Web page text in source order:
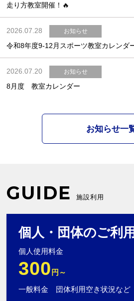
走り方教室開催！🔥
2026.07.28 お知らせ
令和8年度9-12月スポーツ教室カレンダ
2026.07.20 お知らせ
8月度 教室カレンダー
お知らせ一
GUIDE 施設利用
個人・団体のご利
個人使用料金
300 円～
一般料金 団体利用空き状況など